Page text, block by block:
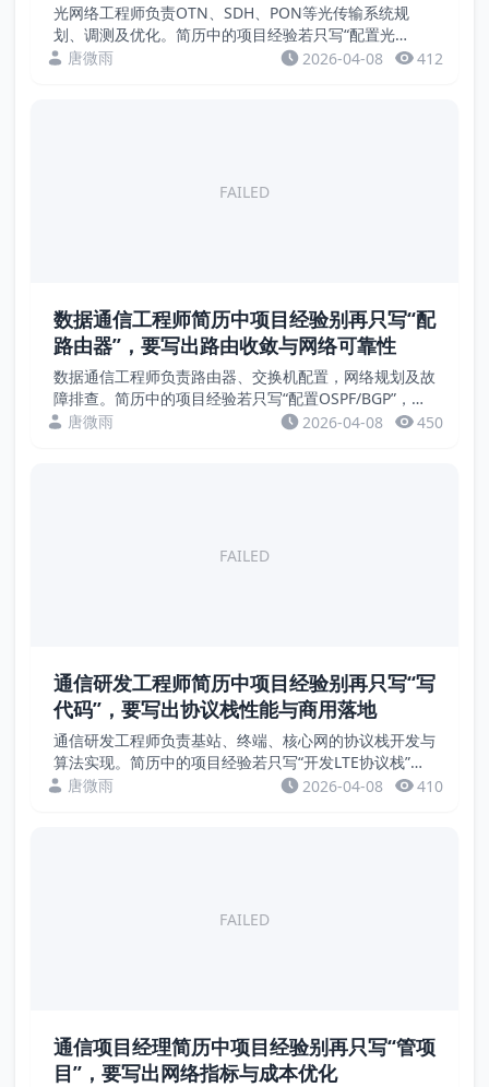
光网络工程师负责OTN、SDH、PON等光传输系统规
划、调测及优化。简历中的项目经验若只写“配置光
放”“测试光功率”，缺乏量化成果。招聘方关注的是
唐微雨 2026-04-08 412
FAILED
数据通信工程师简历中项目经验别再只写“配
路由器”，要写出路由收敛与网络可靠性
数据通信工程师负责路由器、交换机配置，网络规划及故
障排查。简历中的项目经验若只写“配置OSPF/BGP”，缺
乏量化成果。招聘方关注的是路由收敛时间、网络可用
唐微雨 2026-04-08 450
FAILED
通信研发工程师简历中项目经验别再只写“写
代码”，要写出协议栈性能与商用落地
通信研发工程师负责基站、终端、核心网的协议栈开发与
算法实现。简历中的项目经验若只写“开发LTE协议栈”，
缺乏量化成果。招聘方关注的是吞吐量、时延、切换成功
唐微雨 2026-04-08 410
FAILED
通信项目经理简历中项目经验别再只写“管项
目”，要写出网络指标与成本优化